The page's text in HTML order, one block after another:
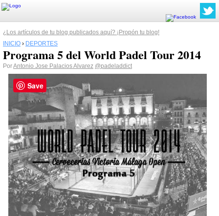
¿Los artículos de tu blog publicados aquí? ¡Propón tu blog!
INICIO › DEPORTES
Programa 5 del World Padel Tour 2014
PorAntonio Jose Palacios Alvarez @padeladdict
Save